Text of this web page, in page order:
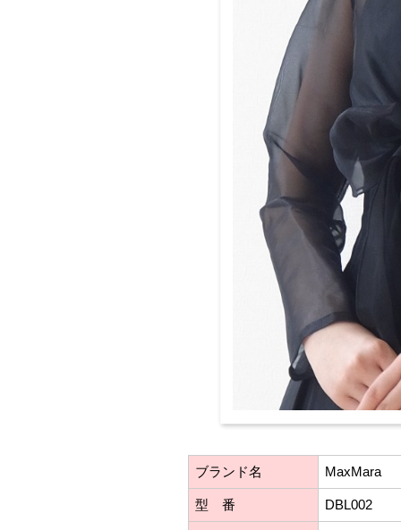
ブランド名 MaxMara
型 番 DBL002